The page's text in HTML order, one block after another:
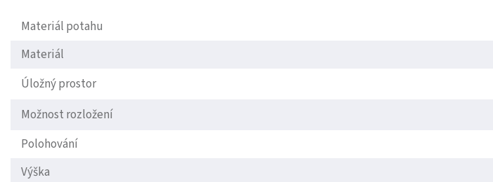
Materiál potahu
Materiál
Úložný prostor
Možnost rozložení
Polohování
Výška